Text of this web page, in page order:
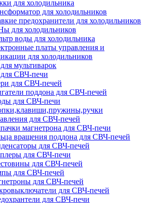
для холодильника
для холодильников
предохранители для холодильников
для холодильников
воды для холодильника
платы управления и
для холодильников
мультиварок
для СВЧ-печи
для СВЧ-печей
поддона для СВЧ-печей
для СВЧ-печи
для СВЧ-печей
магнетрона для СВЧ-печи
вращения поддона для СВЧ-печей
для СВЧ-печей
для СВЧ-печи
для СВЧ-печей
для СВЧ-печей
для СВЧ-печей
для СВЧ-печей
для СВЧ-печи